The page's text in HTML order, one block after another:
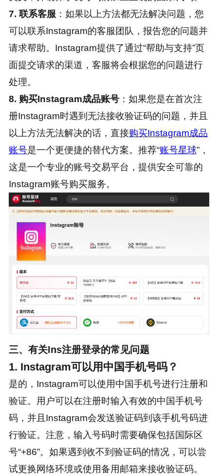
7. 联系客服：如果以上方法都无法解决问题，您
可以联系Instagram的客服团队，报告您的问题并
请求帮助。Instagram提供了通过“帮助与支持”页
面提交请求的渠道，客服将会根据您的问题进行
处理。
8. 购买Instagram成品账号：如果您是在首次注
册Instagram时遇到无法接收验证码的问题，并且
以上方法无法解决的话，直接购买Instagram成品
账号是一个更便捷的替代方案。推荐“账号星球”，
这是一个专业的账号交易平台，提供安全可靠的
Instagram账号购买服务。
三、有关Ins注册登录的常见问题
1. Instagram可以用中国手机号吗？
是的，Instagram可以使用中国手机号进行注册和
验证。用户可以在注册时输入有效的中国手机号
码，并且Instagram会发送验证码到该手机号码进
行验证。注意，输入号码时需要确保包括国际区
号“+86”。如果遇到收不到验证码的情况，可以尝
试更换网络环境或使用备用邮箱来接收验证码。